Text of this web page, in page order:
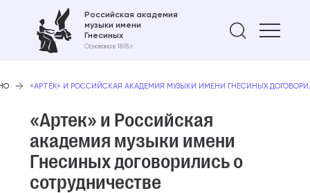
Российская академия
музыки имени
Гнесиных
Основана в 1895 г.
Найти
«АРТЕК» И РОССИЙСКАЯ АКАДЕМИЯ МУЗЫКИ ИМЕНИ ГНЕСИНЫХ
«Артек» и Российская
академия музыки имени
Гнесиных договорились о
сотрудничестве